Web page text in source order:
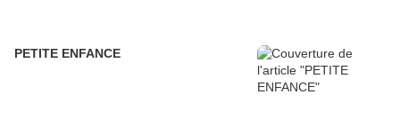
PETITE ENFANCE